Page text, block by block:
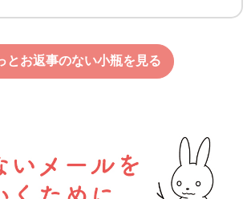
とお返事のない小瓶を見る